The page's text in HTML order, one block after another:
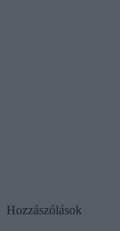
Hozzászólások